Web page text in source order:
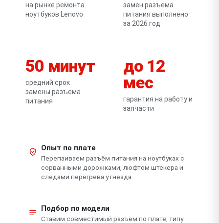
на рынке ремонта
ноутбуков Lenovo
замен разъема
питания выполнено
за 2026 год
50 минут
средний срок
замены разъема
питания
до 12
мес
гарантия на работу и
запчасти
Опыт по плате
Перепаиваем разъём питания на ноутбуках с
сорванными дорожками, люфтом штекера и
следами перегрева у гнезда.
Подбор по модели
Ставим совместимый разъём по плате, типу